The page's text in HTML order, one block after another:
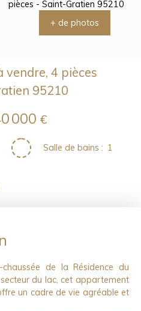
+ de photos
4 pièces
95210
000 €
Salle de bains : 1
de la Résidence du
du lac, cet appartement
un cadre de vie agréable et